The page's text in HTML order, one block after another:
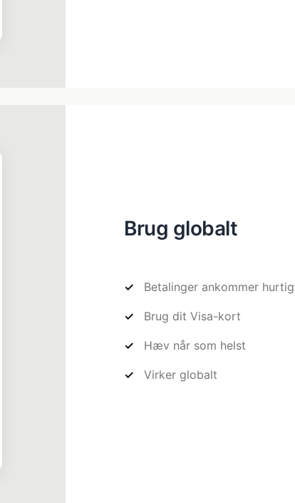
Brug globalt
Betalinger ankommer
Brug dit Visa-kort
Hæv når som helst
Virker globalt